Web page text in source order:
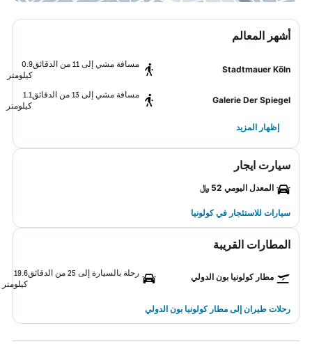
أشهر المعالم
Stadtmauer Köln
مسافة مشي إلى 11 من الدقائق
0.9
كيلومتر
Galerie Der Spiegel
مسافة مشي إلى 13 من الدقائق
1.1
كيلومتر
إظهار المزيد
سيارت ايجار
المعدل اليومي 52 ﷼
سيارات للاستئجار في كولونيا
المطارات القريبة
مطار كولونيا بون الدولي رحلة بالسيارة إلى 25 من الدقائق
19.6
كيلومتر
رحلات طيران إلى مطار كولونيا بون الدولي